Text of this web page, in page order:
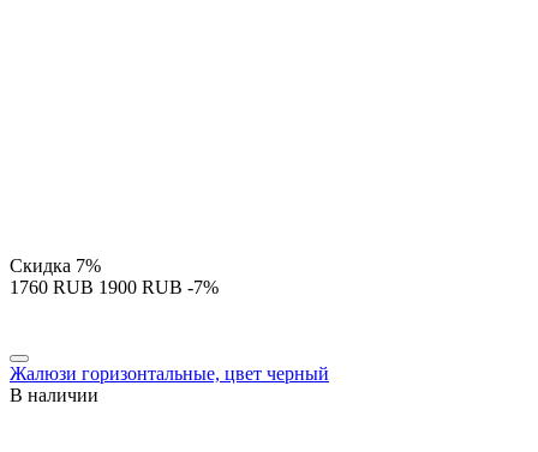
Скидка 7%
‍1760‍ RUB ‍1900‍ RUB -7%
Жалюзи горизонтальные, цвет черный
В наличии